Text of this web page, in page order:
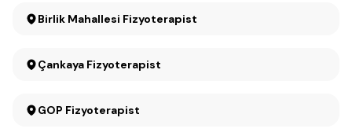
Birlik Mahallesi Fizyoterapist
Çankaya Fizyoterapist
GOP Fizyoterapist